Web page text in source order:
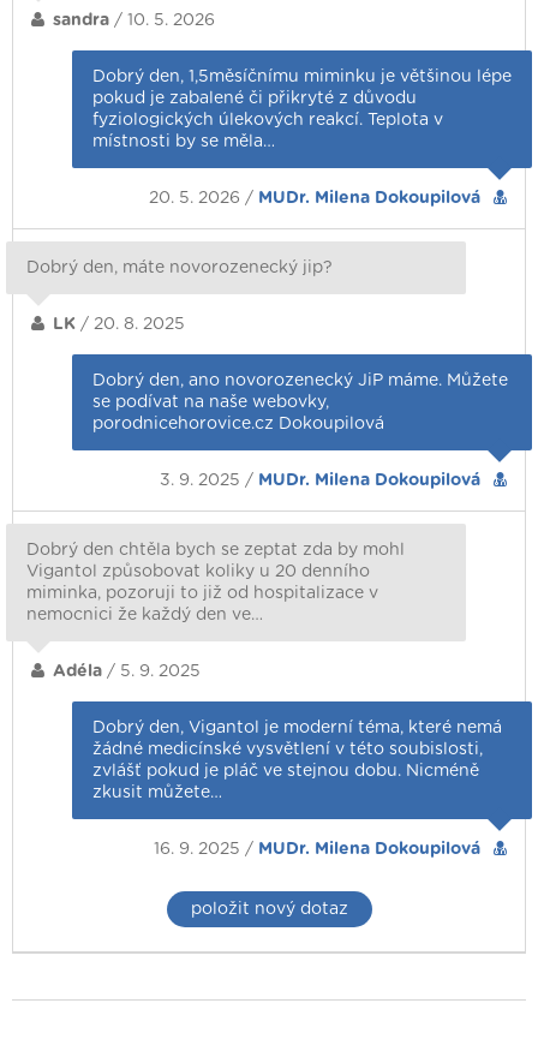
sandra / 10. 5. 2026
Dobrý den, 1,5měsíčnímu miminku je většinou lépe
pokud je zabalené či přikryté z důvodu
fyziologických úlekových reakcí. Teplota v
místnosti by se měla…
20. 5. 2026 / MUDr. Milena Dokoupilová
Dobrý den, máte novorozenecký jip?
LK / 20. 8. 2025
Dobrý den, ano novorozenecký JiP máme. Můžete
se podívat na naše webovky,
porodnicehorovice.cz Dokoupilová
3. 9. 2025 / MUDr. Milena Dokoupilová
Dobrý den chtěla bych se zeptat zda by mohl
Vigantol způsobovat koliky u 20 denního
miminka, pozoruji to již od hospitalizace v
nemocnici že každý den ve…
Adéla / 5. 9. 2025
Dobrý den, Vigantol je moderní téma, které nemá
žádné medicínské vysvětlení v této soubislosti,
zvlášť pokud je pláč ve stejnou dobu. Nicméně
zkusit můžete…
16. 9. 2025 / MUDr. Milena Dokoupilová
položit nový dotaz